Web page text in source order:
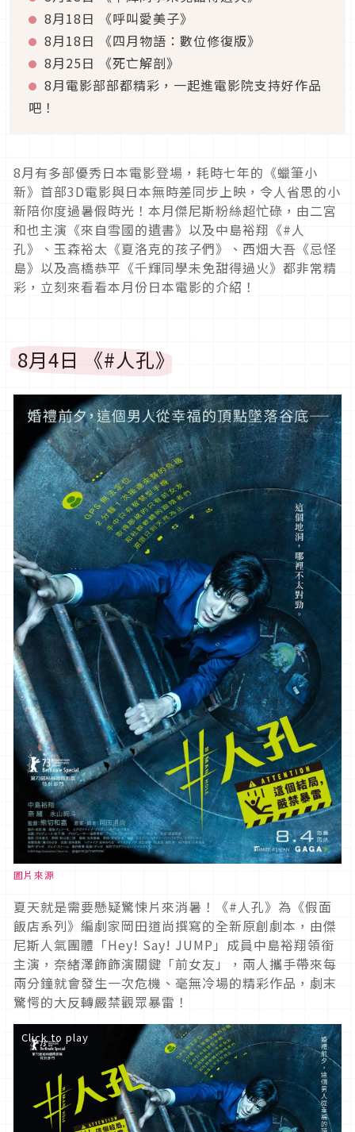
8月18日 《呼叫愛美子》
8月18日 《四月物語：數位修復版》
8月25日 《死亡解剖》
8月電影部部都精彩，一起進電影院支持好作品
吧！
8月有多部優秀日本電影登場，耗時七年的《蠟筆小
新》首部3D電影與日本無時差同步上映，令人省思的小
新陪你度過暑假時光！本月傑尼斯粉絲超忙碌，由二宮
和也主演《來自雪國的遺書》以及中島裕翔《#人
孔》、玉森裕太《夏洛克的孩子們》、西畑大吾《忌怪
島》以及高橋恭平《千輝同學未免甜得過火》都非常精
彩，立刻來看看本月份日本電影的介紹！
8月4日 《#人孔》
圖片來源
夏天就是需要懸疑驚悚片來消暑！《#人孔》為《假面
飯店系列》編劇家岡田道尚撰寫的全新原創劇本，由傑
尼斯人氣團體「Hey! Say! JUMP」成員中島裕翔領銜
主演，奈緒澤飾飾演關鍵「前女友」，兩人攜手帶來每
兩分鐘就會發生一次危機、毫無冷場的精彩作品，劇末
驚愕的大反轉嚴禁觀眾暴雷！
Click to play